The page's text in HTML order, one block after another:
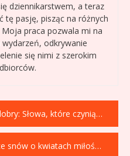
dziennikarstwem, a teraz
tę pasję, pisząc na różnych
praca pozwala mi na
wydarzeń, odkrywanie
się nimi z szerokim
które czynią dzień lepszym
Sennik róże bukiet: tajemnice snów o kwiatach miłości